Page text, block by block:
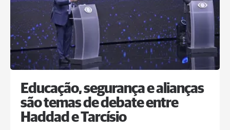
Educação, segurança e alianças
são temas de debate entre
Haddad e Tarcísio